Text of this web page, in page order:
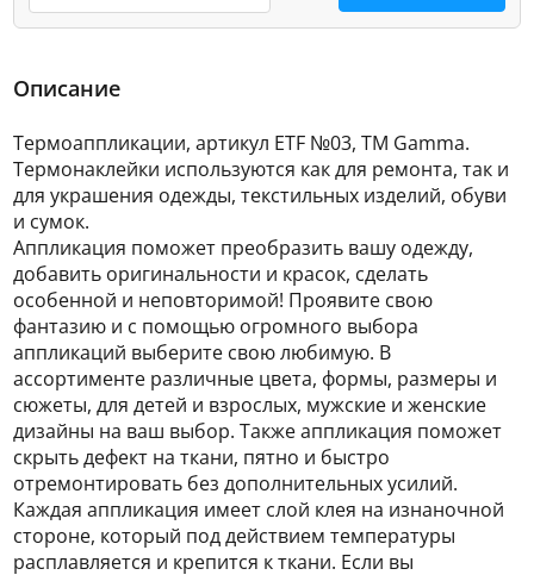
Описание
Термоаппликации, артикул ETF №03, ТМ Gamma.
Термонаклейки используются как для ремонта, так и
для украшения одежды, текстильных изделий, обуви
и сумок.
Аппликация поможет преобразить вашу одежду,
добавить оригинальности и красок, сделать
особенной и неповторимой! Проявите свою
фантазию и с помощью огромного выбора
аппликаций выберите свою любимую. В
ассортименте различные цвета, формы, размеры и
сюжеты, для детей и взрослых, мужские и женские
дизайны на ваш выбор. Также аппликация поможет
скрыть дефект на ткани, пятно и быстро
отремонтировать без дополнительных усилий.
Каждая аппликация имеет слой клея на изнаночной
стороне, который под действием температуры
расплавляется и крепится к ткани. Если вы